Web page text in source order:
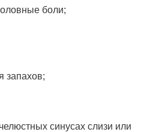
боли;
запахов;
синусах слизи или